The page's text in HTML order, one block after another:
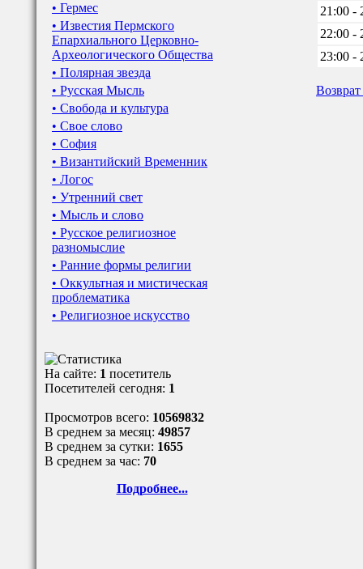
• Гермес
• Известия Пермского
Епархиального Церковно-
Археологического Общества
• Полярная звезда
• Русская Мысль
• Свобода и культура
• Свое слово
• София
• Византийский Временник
• Логос
• Утренний свет
• Мысль и слово
• Русское религиозное
разномыслие
• Ранние формы религии
• Оккультная и мистическая
проблематика
• Религиозное искусство
На сайте: 1 посетитель
Посетителей сегодня: 1
Просмотров всего: 10569832
В среднем за месяц: 49857
В среднем за сутки: 1655
В среднем за час: 70
Подробнее...
21:00 -
22:00 -
23:00 -
Возврат